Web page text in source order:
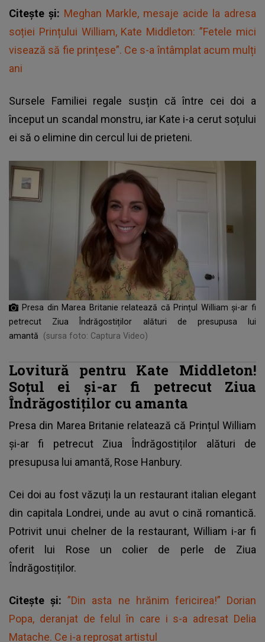
Citește și: Meghan Markle, mesaje acide la adresa
soției Prințului William, Kate Middleton: ”Fetele mici
visează să fie prințese”. Ce s-a întâmplat acum mulți
ani
Sursele Familiei regale susțin că între cei doi a
început un scandal monstru, iar Kate i-a cerut soțului
ei să o elimine din cercul lui de prieteni.
Presa din Marea Britanie relatează că Prințul William și-ar fi
petrecut Ziua Îndrăgostiților alături de presupusa lui
amantă
(sursa foto: Captura Video)
Lovitură pentru Kate Middleton!
Soțul ei și-ar fi petrecut Ziua
Îndrăgostiților cu amanta
Presa din Marea Britanie relatează că Prințul William
și-ar fi petrecut Ziua Îndrăgostiților alături de
presupusa lui amantă, Rose Hanbury.
Cei doi au fost văzuți la un restaurant italian elegant
din capitala Londrei, unde au avut o cină romantică.
Potrivit unui chelner de la restaurant, William i-ar fi
oferit lui Rose un colier de perle de Ziua
Îndrăgostiților.
Citește și:”Din asta ne hrănim fericirea!” Dorian
Popa, deranjat de felul în care i s-a adresat Delia
Matache. Ce i-a reproșat artistul